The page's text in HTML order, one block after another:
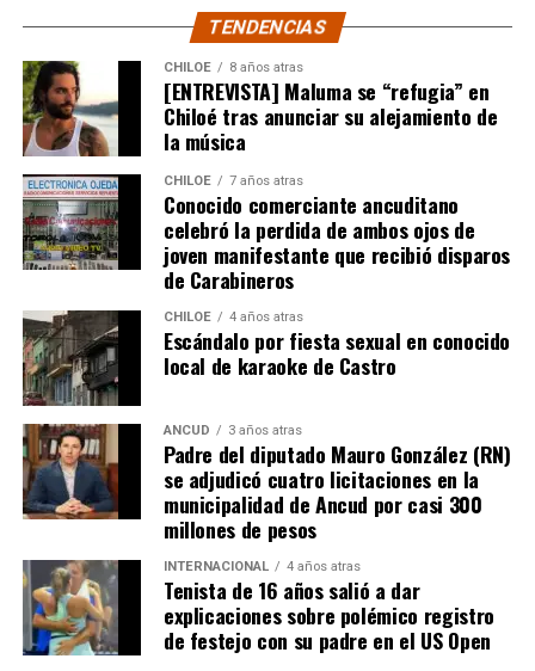
TENDENCIAS
CHILOE 8 años atras
[ENTREVISTA] Maluma se “refugia” en
Chiloé tras anunciar su alejamiento de
la música
CHILOE 7 años atras
Conocido comerciante ancuditano
celebró la perdida de ambos ojos de
joven manifestante que recibió disparos
de Carabineros
CHILOE 4 años atras
Escándalo por fiesta sexual en conocido
local de karaoke de Castro
ANCUD 3 años atras
Padre del diputado Mauro González (RN)
se adjudicó cuatro licitaciones en la
municipalidad de Ancud por casi 300
millones de pesos
INTERNACIONAL 4 años atras
Tenista de 16 años salió a dar
explicaciones sobre polémico registro
de festejo con su padre en el US Open